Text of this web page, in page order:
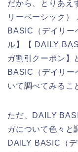
だから、とりあえ
リーベーシック）
BASIC（デイリー
ル】【 DAILY
ガ割引クーポン】
BASIC（デイリー
いて調べてみるこ
ただ、DAILY
ガについて色々と
DAILY BASIC（